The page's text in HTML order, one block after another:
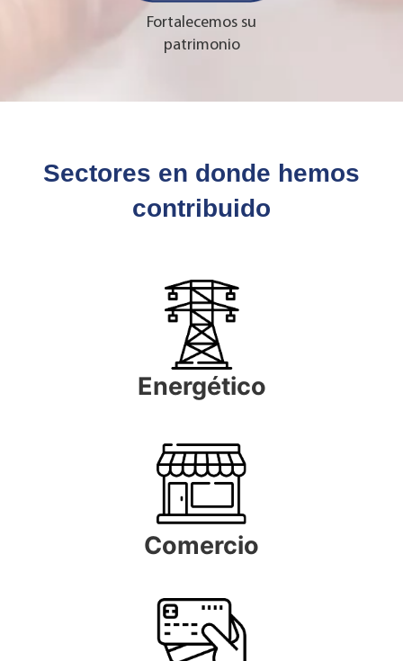
Fortalecemos su
patrimonio
Sectores en donde hemos
contribuido
Energético
Comercio